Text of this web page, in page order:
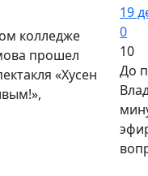
колледже
прошел
«Хусен
19
0
10
До